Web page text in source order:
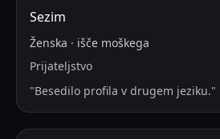
Sezim
Ženska · išče moškega
Prijateljstvo
"Besedilo profila v drugem jeziku."